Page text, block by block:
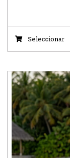
Seleccionar